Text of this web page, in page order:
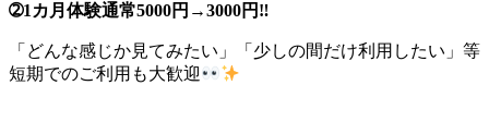
➁1カ月体験通常5000円→3000円‼
「どんな感じか見てみたい」「少しの間だけ利用したい」等
短期でのご利用も大歓迎